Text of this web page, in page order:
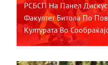
РСБСП На Панел
Факултет Битола По
Културата Во